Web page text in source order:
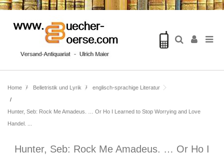
Home Belletristik und Lyrik englisch-sprachige Literatur
Hunter, Seb: Rock Me Amadeus. … Or Ho I Learned to Stop Worrying and Love
Handel. ...
Hunter, Seb: Rock Me Amadeus. … Or Ho I